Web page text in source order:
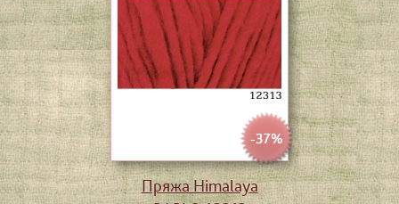
-37%
Пряжа Himalaya